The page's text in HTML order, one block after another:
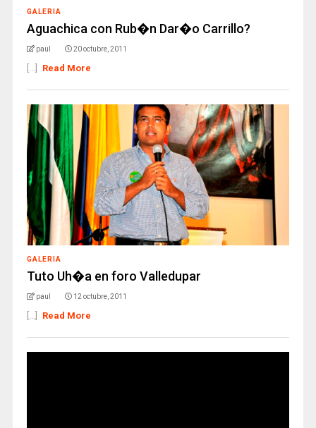
GALERIA
Aguachica con Rub�n Dar�o Carrillo?
paul 20 octubre, 2011
[...] Read More
GALERIA
Tuto Uh�a en foro Valledupar
paul 12 octubre, 2011
[...] Read More